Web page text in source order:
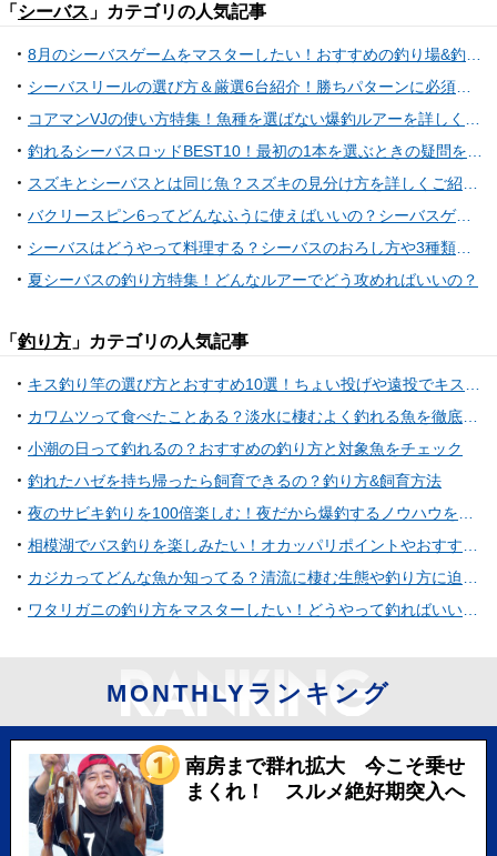
「 シーバス 」カテゴリの人気記事
バクリースピン6ってどんなふうに使えばいいの？シーバスゲーム用スピンテールジグ
夏シーバスの釣り方特集！どんなルアーでどう攻めればいいの？
「 釣り方 」カテゴリの人気記事
小潮の日って釣れるの？おすすめの釣り方と対象魚をチェック
釣れたハゼを持ち帰ったら飼育できるの？釣り方&飼育方法
MONTHLYランキング
南房まで群れ拡大 今こそ乗せ
まくれ！ スルメ絶好期突入へ